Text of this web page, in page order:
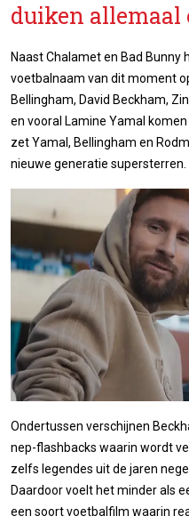
duiken allemaal
Naast Chalamet en Bad
voetbalnaam van dit moment
Bellingham, David Beckham,
en vooral Lamine Yamal
zet Yamal, Bellingham en
nieuwe generatie supersterren.
Ondertussen verschijnen
nep-flashbacks waarin wordt
zelfs legendes uit de jaren
Daardoor voelt het minder als
een soort voetbalfilm waarin